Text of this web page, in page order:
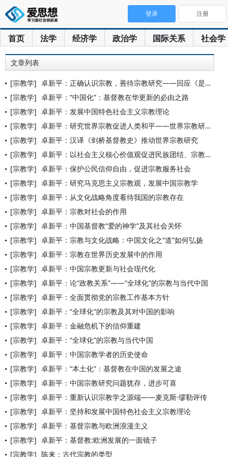
首页 法学 经济学 政治学 国际关系 社会学
登录 注册
文章列表
[宗教学] 卓新平：正确认识宗教，善待宗教研究——回应《是什么“宗教观”
[宗教学] 卓新平：“中国化”：基督教在华更新的必由之路
[宗教学] 卓新平：发展中国特色社会主义宗教理论
[宗教学] 卓新平：研究世界宗教促进人类和平——世界宗教研究所建所50周
[宗教学] 卓新平：汉译《剑桥基督教史》推动世界宗教研究
[宗教学] 卓新平：以社会主义核心价值观促进民族团结、宗教和谐
[宗教学] 卓新平：保护公民信仰自由，促进宗教服务社会
[宗教学] 卓新平：研究马克思主义宗教观，发展中国宗教学
[宗教学] 卓新平：从文化战略角度看待我国的宗教存在
[宗教学] 卓新平：宗教对社会的作用
[宗教学] 卓新平：中国基督教“爱的神学”及其社会关怀
[宗教学] 卓新平：宗教与文化战略：中国文化之“道”如何弘扬
[宗教学] 卓新平：宗教在世界历史发展中的作用
[宗教学] 卓新平：中国宗教更新与社会现代化
[宗教学] 卓新平：论“政教关系”——“全球化”的宗教与当代中国
[宗教学] 卓新平：全面贯彻党的宗教工作基本方针
[宗教学] 卓新平：“全球化”的宗教及其对中国的影响
[宗教学] 卓新平：金融危机下的信仰重建
[宗教学] 卓新平：“全球化”的宗教与当代中国
[宗教学] 卓新平：中国宗教学者的历史使命
[宗教学] 卓新平：“本土化”：基督教在中国的发展之途
[宗教学] 卓新平：中国宗教研究问题犹存，进步可喜
[宗教学] 卓新平：重新认识宗教学之源端——麦克斯·缪勒评传
[宗教学] 卓新平：坚持和发展中国特色社会主义宗教理论
[宗教学] 卓新平：基督宗教与欧洲浪漫主义
[宗教学] 卓新平：基督教:欧洲发展的一面镜子
[宗教学] 陈来：古代宗教的类型